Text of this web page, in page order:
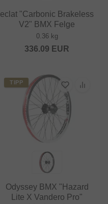
eclat "Carbonic Brakeless
V2" BMX Felge
0.36 kg
336.09 EUR
TIPP
Odyssey BMX "Hazard
Lite X Vandero Pro"